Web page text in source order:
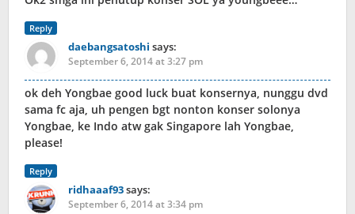
Reply
daebangsatoshi says:
September 6, 2014 at 3:27 pm
ok deh Yongbae good luck buat konsernya, nunggu dvd
sama fc aja, uh pengen bgt nonton konser solonya
Yongbae, ke Indo atw gak Singapore lah Yongbae,
please!
Reply
ridhaaaf93says:
September 6, 2014 at 3:34 pm